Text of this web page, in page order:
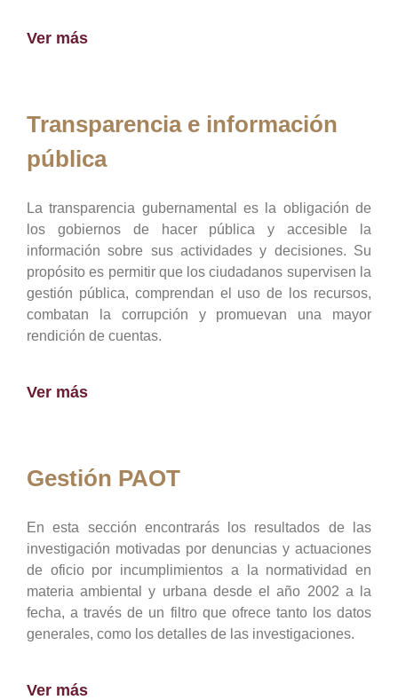
Ver más
Transparencia e información
pública
La transparencia gubernamental es la obligación de
los gobiernos de hacer pública y accesible la
información sobre sus actividades y decisiones. Su
propósito es permitir que los ciudadanos supervisen la
gestión pública, comprendan el uso de los recursos,
combatan la corrupción y promuevan una mayor
rendición de cuentas.
Ver más
Gestión PAOT
En esta sección encontrarás los resultados de las
investigación motivadas por denuncias y actuaciones
de oficio por incumplimientos a la normatividad en
materia ambiental y urbana desde el año 2002 a la
fecha, a través de un filtro que ofrece tanto los datos
generales, como los detalles de las investigaciones.
Ver más